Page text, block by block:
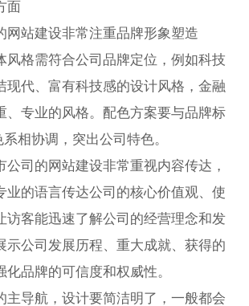
面
网站建设非常注重品牌形象塑造
风格需符合公司品牌定位，例如科技
现代、富有科技感的设计风格，金融
、专业的风格。配色方案要与品牌标
相协调，突出公司特色。
公司的网站建设非常重视内容传达，
业的语言传达公司的核心价值观、使
访客能迅速了解公司的经营理念和发
示公司发展历程、重大成就、获得的
化品牌的可信度和权威性。
主导航，设计要简洁明了，一般都会